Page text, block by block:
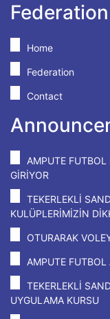
Federation
Home
Federation
Contact
AMPUTE
GİRİYOR
TEKERLEKLİ
KULÜPLERİMİZİN
OTURARAK
AMPUTE
TEKERLEKLİ
UYGULAMA KURSU